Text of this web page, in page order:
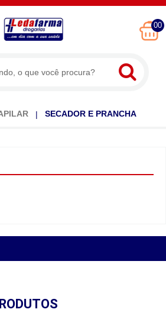
00
SECADOR E PRANCHA